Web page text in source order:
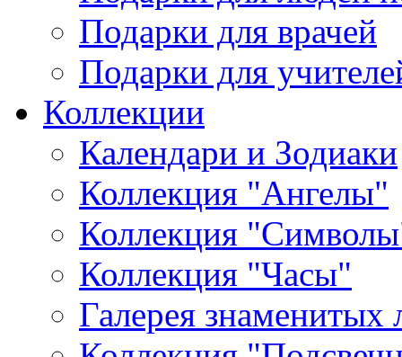
Подарки для врачей
Подарки для
Коллекции
Календари и Зодиаки
Коллекция "Ангелы"
Коллекция
Коллекция "Часы"
Галерея знаменитых